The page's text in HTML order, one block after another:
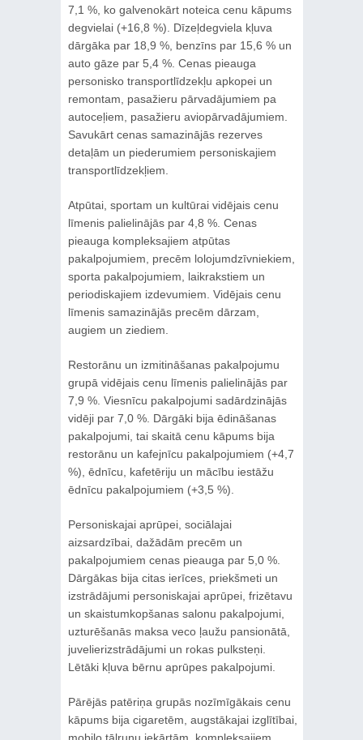
7,1 %, ko galvenokārt noteica cenu kāpums
degvielai (+16,8 %). Dīzeļdegviela kļuva
dārgāka par 18,9 %, benzīns par 15,6 % un
auto gāze par 5,4 %. Cenas pieauga
personisko transportlīdzekļu apkopei un
remontam, pasažieru pārvadājumiem pa
autoceļiem, pasažieru aviopārvadājumiem.
Savukārt cenas samazinājās rezerves
detaļām un piederumiem personiskajiem
transportlīdzekļiem.
Atpūtai, sportam un kultūrai vidējais cenu
līmenis palielinājās par 4,8 %. Cenas
pieauga kompleksajiem atpūtas
pakalpojumiem, precēm lolojumdzīvniekiem,
sporta pakalpojumiem, laikrakstiem un
periodiskajiem izdevumiem. Vidējais cenu
līmenis samazinājās precēm dārzam,
augiem un ziediem.
Restorānu un izmitināšanas pakalpojumu
grupā vidējais cenu līmenis palielinājās par
7,9 %. Viesnīcu pakalpojumi sadārdzinājās
vidēji par 7,0 %. Dārgāki bija ēdināšanas
pakalpojumi, tai skaitā cenu kāpums bija
restorānu un kafejnīcu pakalpojumiem (+4,7
%), ēdnīcu, kafetēriju un mācību iestāžu
ēdnīcu pakalpojumiem (+3,5 %).
Personiskajai aprūpei, sociālajai
aizsardzībai, dažādām precēm un
pakalpojumiem cenas pieauga par 5,0 %.
Dārgākas bija citas ierīces, priekšmeti un
izstrādājumi personiskajai aprūpei, frizētavu
un skaistumkopšanas salonu pakalpojumi,
uzturēšanās maksa veco ļaužu pansionātā,
juvelierizstrādājumi un rokas pulksteņi.
Lētāki kļuva bērnu aprūpes pakalpojumi.
Pārējās patēriņa grupās nozīmīgākais cenu
kāpums bija cigaretēm, augstākajai izglītībai,